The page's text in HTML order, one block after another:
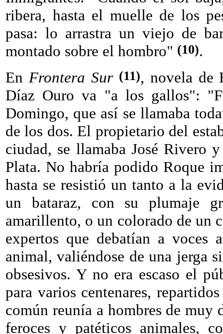
ribera, hasta el muelle de los
pasa: lo arrastra un viejo de
montado sobre el hombro" (10).
En Frontera Sur (11), novela de
Díaz Ouro va "a los gallos":
Domingo, que así se llamaba
de los dos. El propietario del
ciudad, se llamaba José Rivero
Plata. No habría podido Roque
hasta se resistió un tanto a la
un bataraz, con su plumaje
amarillento, o un colorado de un
expertos que debatían a voces
animal, valiéndose de una jerga
obsesivos. Y no era escaso el
para varios centenares,
común reunía a hombres de muy
feroces y patéticos animales,